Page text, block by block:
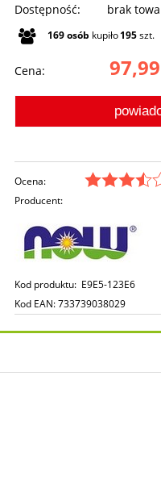
Dostępność: brak
169osób kupiło195szt.
Cena:
Ocena:
Producent:
Kod produktu: E9E5-123E6
Kod EAN:733739038029